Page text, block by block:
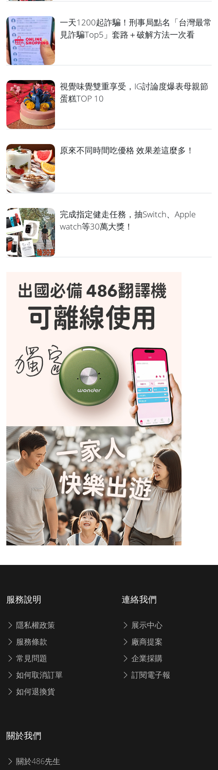
一天1200起詐騙！刑事局點名「台灣最常
見詐騙Top5」套路＋破解方法一次看
視覺味覺雙重享受，IG討論度爆表母親節
蛋糕TOP 10
原來不同時間吃優格 效果差這麼多！
完成指定健走任務，抽Switch、Apple
watch等30萬大獎！
服務說明
隱私權政策
服務條款
常見問題
如何取消訂單
如何退換貨
連絡我們
展示中心
廠商提案
企業採購
訂閱電子報
關於我們
關於486先生